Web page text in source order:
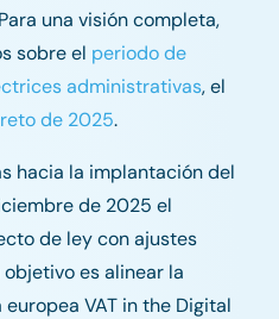
una visión completa,
sobre el periodo de
administrativas, el
de 2025.
hacia la implantación del
de 2025 el
de ley con ajustes
es alinear la
VAT in the Digital